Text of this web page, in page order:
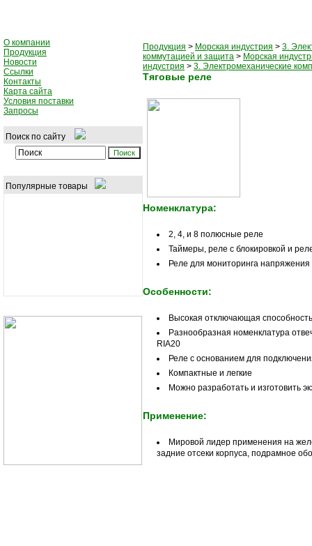
О компании
Продукция
Новости
Ссылки
Контакты
Карта сайта
Условия поставки
Запросы
Поиск по сайту
Популярные товары
Продукция > Морская индустрия > 3.
коммутацией и защита > Морская
индустрия > 3. Электромеханические
Tяговые реле
Номенклатура:
2, 4, и 8 полюсные реле
Таймеры, реле с блокировкой и
Реле для мониторинга напряжения
Особенности:
Высокая отключающая
Разнообразная номенклатура
RIA20
Реле с основанием для
Компактные и легкие
Можно разработать и изготовить
Применение:
Мировой лидер применения на
задние отсеки корпуса, подрамное